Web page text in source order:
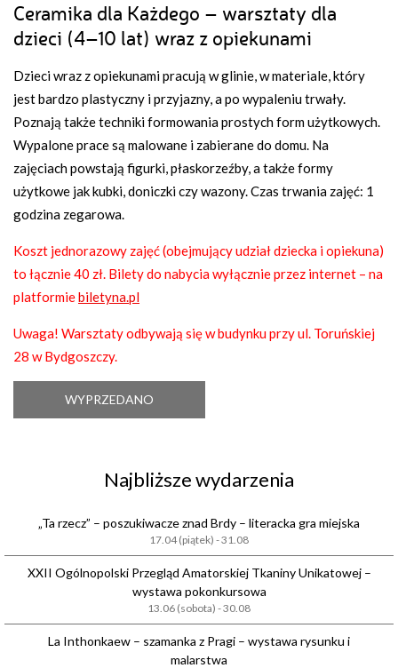
Ceramika dla Każdego – warsztaty dla
dzieci (4–10 lat) wraz z opiekunami
Dzieci wraz z opiekunami pracują w glinie, w materiale, który
jest bardzo plastyczny i przyjazny, a po wypaleniu trwały.
Poznają także techniki formowania prostych form użytkowych.
Wypalone prace są malowane i zabierane do domu. Na
zajęciach powstają figurki, płaskorzeźby, a także formy
użytkowe jak kubki, doniczki czy wazony. Czas trwania zajęć: 1
godzina zegarowa.
Koszt jednorazowy zajęć (obejmujący udział dziecka i opiekuna)
to łącznie 40 zł. Bilety do nabycia wyłącznie przez internet – na
platformiebiletyna.pl
Uwaga! Warsztaty odbywają się w budynku przy ul. Toruńskiej
28 w Bydgoszczy.
WYPRZEDANO
Najbliższe wydarzenia
„Ta rzecz” – poszukiwacze znad Brdy – literacka gra miejska
17.04 (piątek) - 31.08
XXII Ogólnopolski Przegląd Amatorskiej Tkaniny Unikatowej –
wystawa pokonkursowa
13.06 (sobota) - 30.08
La Inthonkaew – szamanka z Pragi – wystawa rysunku i
malarstwa